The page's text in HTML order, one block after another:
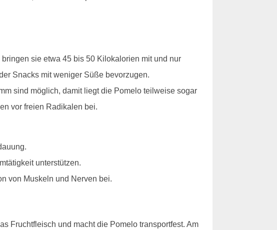
sie etwa 45 bis 50 Kilokalorien mit und nur
Snacks mit weniger Süße bevorzugen.
sind möglich, damit liegt die Pomelo teilweise sogar
vor freien Radikalen bei.
unterstützen.
von Muskeln und Nerven bei.
Fruchtfleisch und macht die Pomelo transportfest. Am